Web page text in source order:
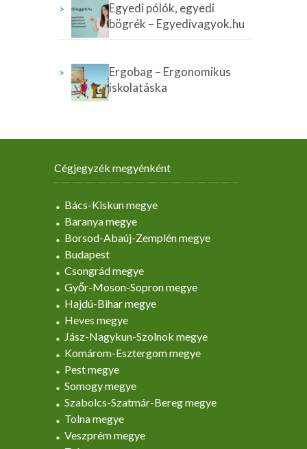
Egyedi pólók, egyedi
bögrék – Egyedivagyok.hu
Ergobag – Ergonomikus
iskolatáska
Cégjegyzék megyénként
Bács-Kiskun megye
Baranya megye
Borsod-Abaúj-Zemplén megye
Budapest
Csongrád megye
Győr-Moson-Sopron megye
Hajdú-Bihar megye
Heves megye
Jász-Nagykun-Szolnok megye
Komárom-Esztergom megye
Pest megye
Somogy megye
Szabolcs-Szatmár-Bereg megye
Tolna megye
Veszprém megye